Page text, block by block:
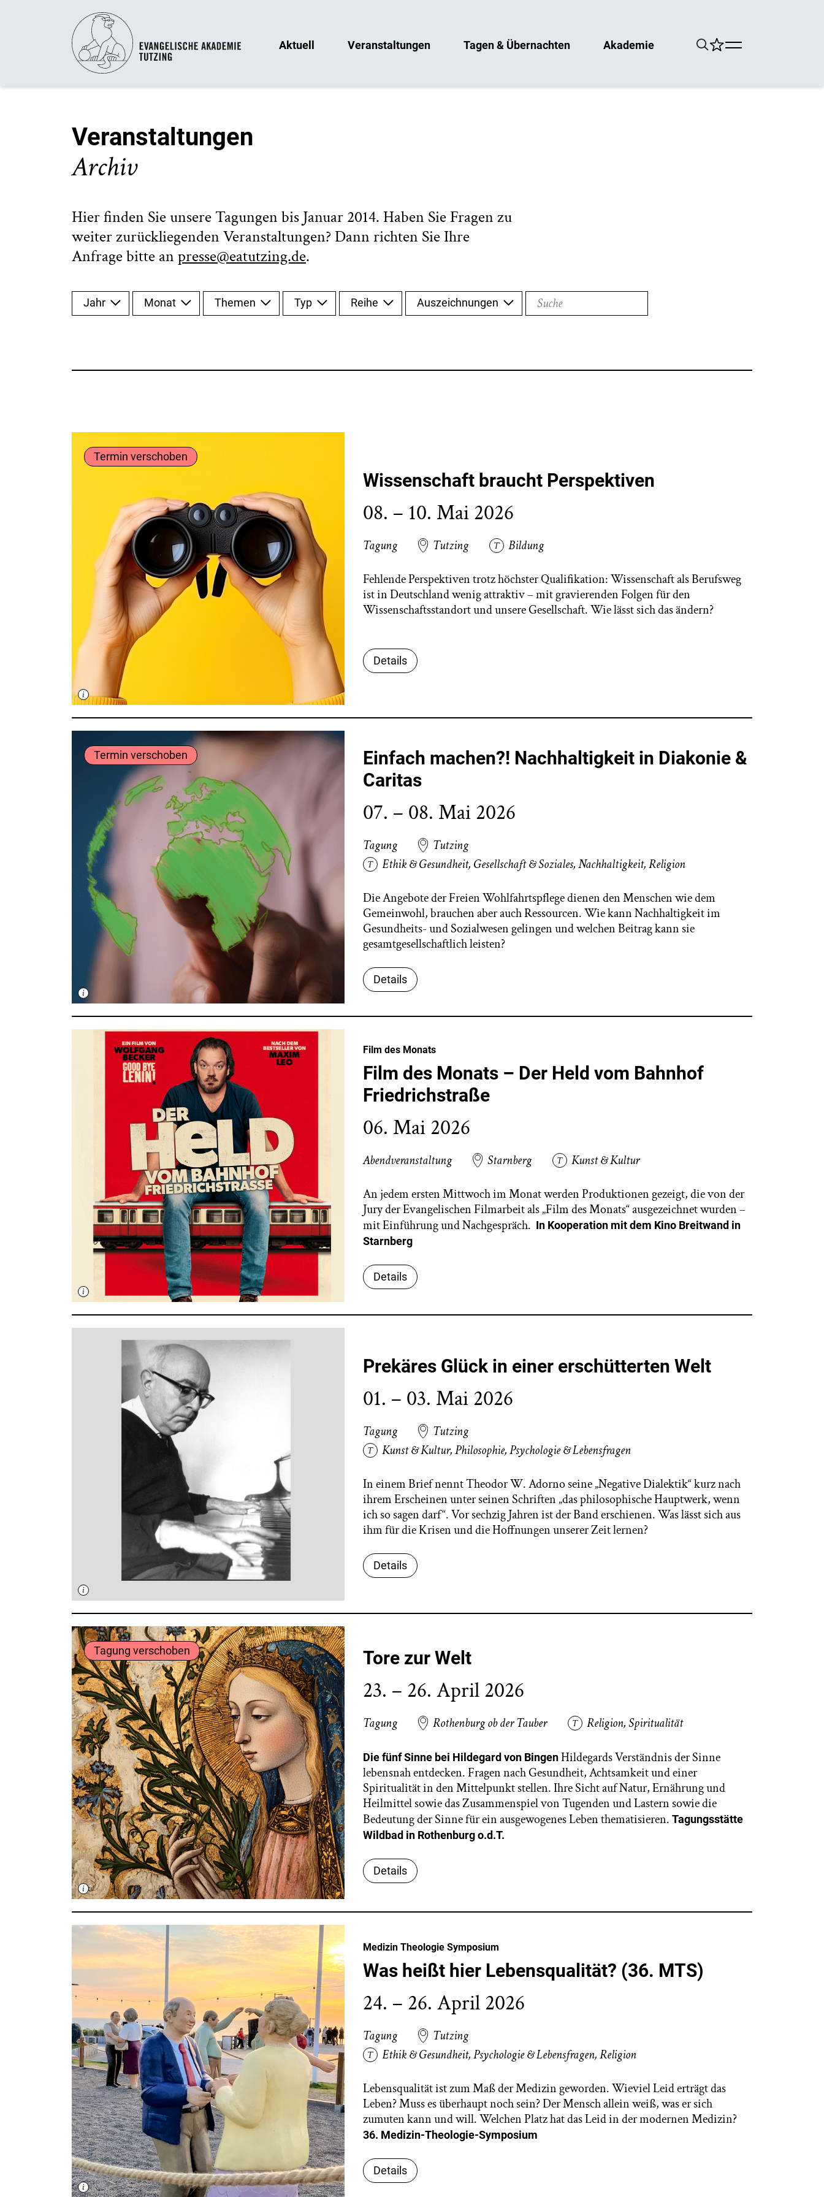
Aktuell Veranstaltungen Tagen & Übernachten Akademie
Veranstaltungen
Archiv
Hier finden Sie unsere Tagungen bis Januar 2014. Haben Sie Fragen zu
weiter zurückliegenden Veranstaltungen? Dann richten Sie Ihre
Anfrage bitte anpresse@eatutzing.de.
Jahr Monat Themen Typ Reihe Auszeichnungen Suche
Termin verschoben
Wissenschaft braucht Perspektiven
08. – 10. Mai 2026
Tagung Tutzing Bildung
Fehlende Perspektiven trotz höchster Qualifikation: Wissenschaft als Berufsweg
ist in Deutschland wenig attraktiv – mit gravierenden Folgen für den
Wissenschaftsstandort und unsere Gesellschaft. Wie lässt sich das ändern?
Details
Termin verschoben
Einfach machen?! Nachhaltigkeit in Diakonie &
Caritas
07. – 08. Mai 2026
Tagung
Tutzing
Ethik & Gesundheit, Gesellschaft & Soziales,Nachhaltigkeit,Religion
Die Angebote der Freien Wohlfahrtspflege dienen den Menschen wie dem
Gemeinwohl, brauchen aber auch Ressourcen. Wie kann Nachhaltigkeit im
Gesundheits- und Sozialwesen gelingen und welchen Beitrag kann sie
gesamtgesellschaftlich leisten?
Details
Film des Monats
Film des Monats – Der Held vom Bahnhof
Friedrichstraße
06. Mai 2026
Abendveranstaltung Starnberg Kunst & Kultur
An jedem ersten Mittwoch im Monat werden Produktionen gezeigt, die von der
Jury der Evangelischen Filmarbeit als „Film des Monats“ ausgezeichnet wurden –
mit Einführung und Nachgespräch. In Kooperation mit dem Kino Breitwand in
Starnberg
Details
Prekäres Glück in einer erschütterten Welt
01. – 03. Mai 2026
Tagung
Tutzing
Kunst & Kultur,Philosophie,Psychologie & Lebensfragen
In einem Brief nennt Theodor W. Adorno seine „Negative Dialektik“ kurz nach
ihrem Erscheinen unter seinen Schriften „das philosophische Hauptwerk, wenn
ich so sagen darf“. Vor sechzig Jahren ist der Band erschienen. Was lässt sich aus
ihm für die Krisen und die Hoffnungen unserer Zeit lernen?
Details
Tagung verschoben Tore zur Welt
23. – 26. April 2026
Tagung Rothenburg ob der Tauber Religion,Spiritualität
Die fünf Sinne bei Hildegard von BingenHildegards Verständnis der Sinne
lebensnah entdecken. Fragen nach Gesundheit, Achtsamkeit und einer
Spiritualität in den Mittelpunkt stellen. Ihre Sicht auf Natur, Ernährung und
Heilmittel sowie das Zusammenspiel von Tugenden und Lastern sowie die
Bedeutung der Sinne für ein ausgewogenes Leben thematisieren. Tagungsstätte
Wildbad in Rothenburg o.d.T.
Details
Medizin Theologie Symposium
Was heißt hier Lebensqualität? (36. MTS)
24. – 26. April 2026
Tagung
Tutzing
Ethik & Gesundheit,Psychologie & Lebensfragen,Religion
Lebensqualität ist zum Maß der Medizin geworden. Wieviel Leid erträgt das
Leben? Muss es überhaupt noch sein? Der Mensch allein weiß, was er sich
zumuten kann und will. Welchen Platz hat das Leid in der modernen Medizin?
36. Medizin-Theologie-Symposium
Details